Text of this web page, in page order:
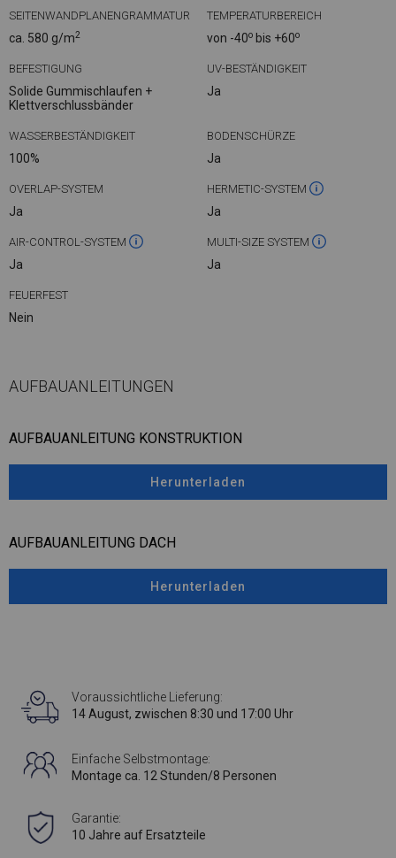
SEITENWANDPLANENGRAMMATUR
ca. 580 g/m2
TEMPERATURBEREICH
von -40o bis +60o
BEFESTIGUNG
Solide Gummischlaufen +
Klettverschlussbänder
UV-BESTÄNDIGKEIT
Ja
WASSERBESTÄNDIGKEIT
100%
BODENSCHÜRZE
Ja
OVERLAP-SYSTEM
Ja
HERMETIC-SYSTEM
Ja
AIR-CONTROL-SYSTEM
Ja
MULTI-SIZE SYSTEM
Ja
FEUERFEST
Nein
AUFBAUANLEITUNGEN
AUFBAUANLEITUNG KONSTRUKTION
Herunterladen
AUFBAUANLEITUNG DACH
Herunterladen
Voraussichtliche Lieferung:
14 August, zwischen 8:30 und 17:00 Uhr
Einfache Selbstmontage:
Montage ca. 12 Stunden/8 Personen
Garantie:
10 Jahre auf Ersatzteile